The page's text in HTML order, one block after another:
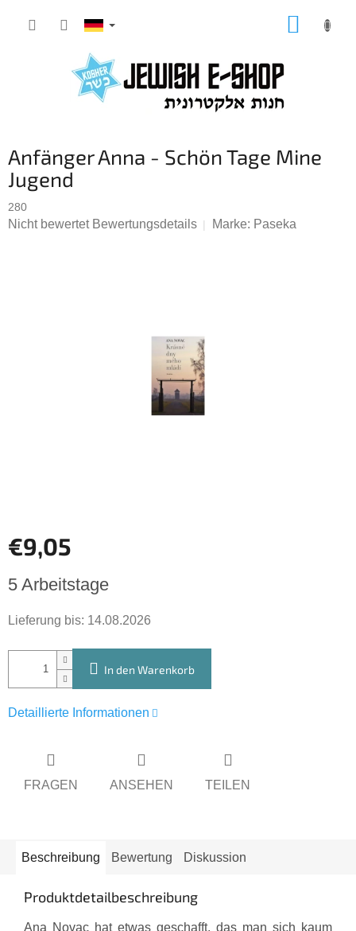
Inhalt
Anfänger Anna - Schön Tage Mine
Jugend
280
Die
Nicht bewertet Bewertungsdetails Marke: Paseka
€9,05
5 Arbeitstage
Lieferung bis: 14.08.2026
In den Warenkorb
Detaillierte Informationen
FRAGEN ANSEHEN TEILEN
Beschreibung Bewertung Diskussion
Produktdetailbeschreibung
Ana Novac hat etwas geschafft, das man sich kaum